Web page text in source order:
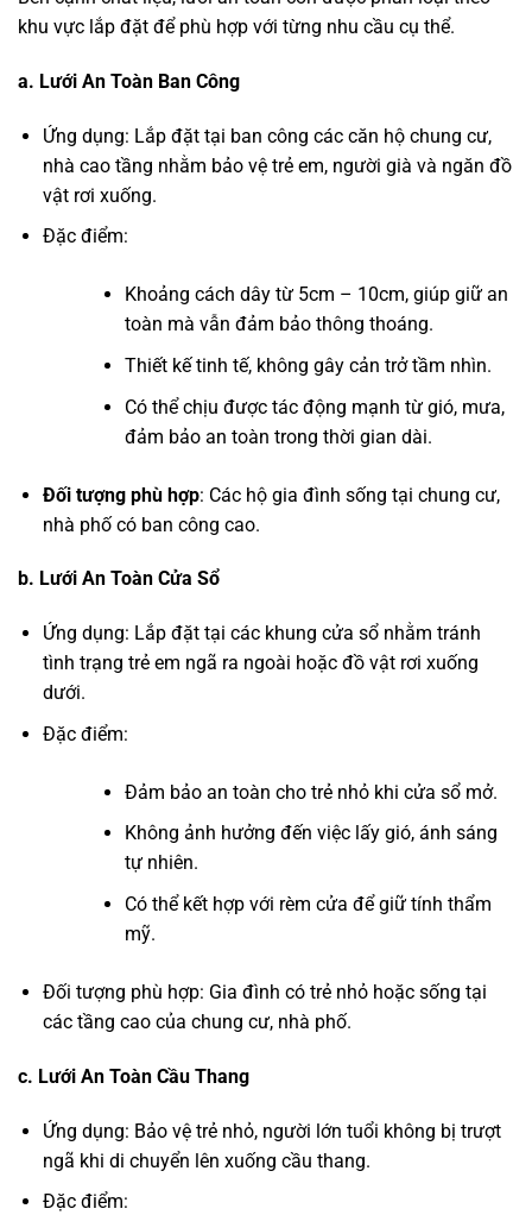
khu vực lắp đặt để phù hợp với từng nhu cầu cụ thể.
a. Lưới An Toàn Ban Công
Ứng dụng: Lắp đặt tại ban công các căn hộ chung cư,
nhà cao tầng nhằm bảo vệ trẻ em, người già và ngăn đồ
vật rơi xuống.
Đặc điểm:
Khoảng cách dây từ 5cm – 10cm, giúp giữ an
toàn mà vẫn đảm bảo thông thoáng.
Thiết kế tinh tế, không gây cản trở tầm nhìn.
Có thể chịu được tác động mạnh từ gió, mưa,
đảm bảo an toàn trong thời gian dài.
Đối tượng phù hợp: Các hộ gia đình sống tại chung cư,
nhà phố có ban công cao.
b. Lưới An Toàn Cửa Sổ
Ứng dụng: Lắp đặt tại các khung cửa sổ nhằm tránh
tình trạng trẻ em ngã ra ngoài hoặc đồ vật rơi xuống
dưới.
Đặc điểm:
Đảm bảo an toàn cho trẻ nhỏ khi cửa sổ mở.
Không ảnh hưởng đến việc lấy gió, ánh sáng
tự nhiên.
Có thể kết hợp với rèm cửa để giữ tính thẩm
mỹ.
Đối tượng phù hợp: Gia đình có trẻ nhỏ hoặc sống tại
các tầng cao của chung cư, nhà phố.
c. Lưới An Toàn Cầu Thang
Ứng dụng: Bảo vệ trẻ nhỏ, người lớn tuổi không bị trượt
ngã khi di chuyển lên xuống cầu thang.
Đặc điểm: